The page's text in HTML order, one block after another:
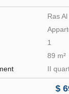
Ras
1
89 m²
II
$